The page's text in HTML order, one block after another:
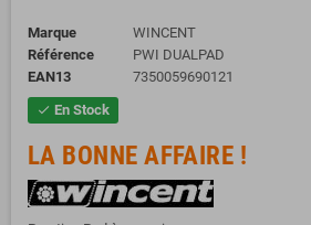
Marque
WINCENT
Référence
PWI DUALPAD
EAN13
7350059690121
check En Stock
LA BONNE AFFAIRE !